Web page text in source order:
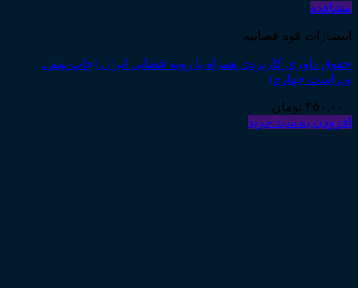
مشاهده
انتشارات قوه قضاییه
حقوق داوری کاربردی همراه با رویه قضایی ایران (چاپ نهم ـ
ویراست چهارم)
۴۵۰,۰۰۰ تومان
افزودن به سبد خرید